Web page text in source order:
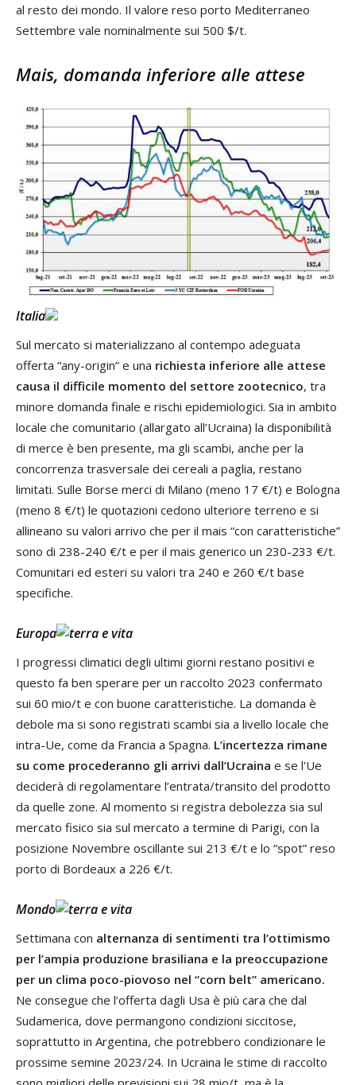
al resto dei mondo. Il valore reso porto Mediterraneo
Settembre vale nominalmente sui 500 $/t.
Mais, domanda inferiore alle attese
Italia
Sul mercato si materializzano al contempo adeguata
offerta “any-origin” e una richiesta inferiore alle attese
causa il difficile momento del settore zootecnico, tra
minore domanda finale e rischi epidemiologici. Sia in ambito
locale che comunitario (allargato all’Ucraina) la disponibilità
di merce è ben presente, ma gli scambi, anche per la
concorrenza trasversale dei cereali a paglia, restano
limitati. Sulle Borse merci di Milano (meno 17 €/t) e Bologna
(meno 8 €/t) le quotazioni cedono ulteriore terreno e si
allineano su valori arrivo che per il mais “con caratteristiche”
sono di 238-240 €/t e per il mais generico un 230-233 €/t.
Comunitari ed esteri su valori tra 240 e 260 €/t base
specifiche.
Europa
I progressi climatici degli ultimi giorni restano positivi e
questo fa ben sperare per un raccolto 2023 confermato
sui 60 mio/t e con buone caratteristiche. La domanda è
debole ma si sono registrati scambi sia a livello locale che
intra-Ue, come da Francia a Spagna. L’incertezza rimane
su come procederanno gli arrivi dall’Ucraina e se l'Ue
deciderà di regolamentare l’entrata/transito del prodotto
da quelle zone. Al momento si registra debolezza sia sul
mercato fisico sia sul mercato a termine di Parigi, con la
posizione Novembre oscillante sui 213 €/t e lo “spot” reso
porto di Bordeaux a 226 €/t.
Mondo
Settimana con alternanza di sentimenti tra l’ottimismo
per l’ampia produzione brasiliana e la preoccupazione
per un clima poco-piovoso nel “corn belt” americano.
Ne consegue che l’offerta dagli Usa è più cara che dal
Sudamerica, dove permangono condizioni siccitose,
soprattutto in Argentina, che potrebbero condizionare le
prossime semine 2023/24. In Ucraina le stime di raccolto